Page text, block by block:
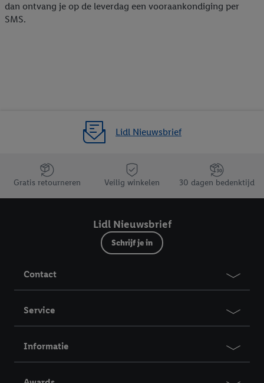
dan ontvang je op de leverdag een vooraankondiging per
SMS.
Lidl Nieuwsbrief
Jouw voordelen bij ons als Lidl webshop klant
Gratis retourneren Veilig winkelen 30 dagen bedenktijd
Lidl Nieuwsbrief
Schrijf je in
Contact
Service
Informatie